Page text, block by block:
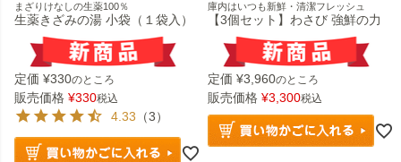
まざりけなしの生薬100％
生薬きざみの湯 小袋（１袋入）
定価 ¥330のところ
販売価格 ¥330税込
4.33 （3）
庫内はいつも新鮮・清潔フレッシュ
【3個セット】わさび 強鮮の力
定価 ¥3,960のところ
販売価格 ¥3,300税込